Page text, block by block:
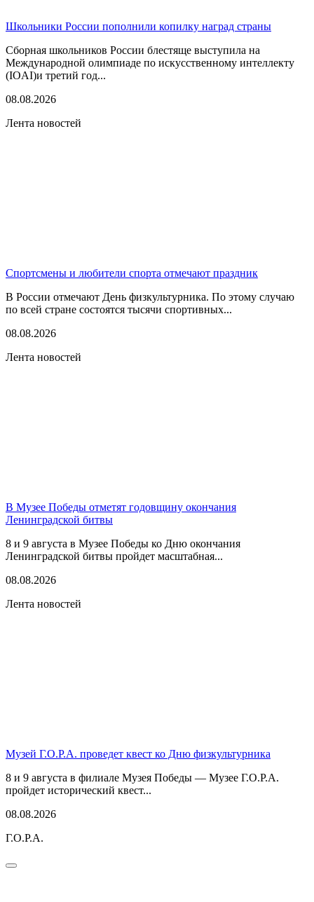
Школьники России пополнили копилку наград страны
Сборная школьников России блестяще выступила на
Международной олимпиаде по искусственному интеллекту
(IOAI)и третий год...
08.08.2026
Лента новостей
Спортсмены и любители спорта отмечают праздник
В России отмечают День физкультурника. По этому случаю
по всей стране состоятся тысячи спортивных...
08.08.2026
Лента новостей
В Музее Победы отметят годовщину окончания
Ленинградской битвы
8 и 9 августа в Музее Победы ко Дню окончания
Ленинградской битвы пройдет масштабная...
08.08.2026
Лента новостей
Музей Г.О.Р.А. проведет квест ко Дню физкультурника
8 и 9 августа в филиале Музея Победы — Музее Г.О.Р.А.
пройдет исторический квест...
08.08.2026
Г.О.Р.А.